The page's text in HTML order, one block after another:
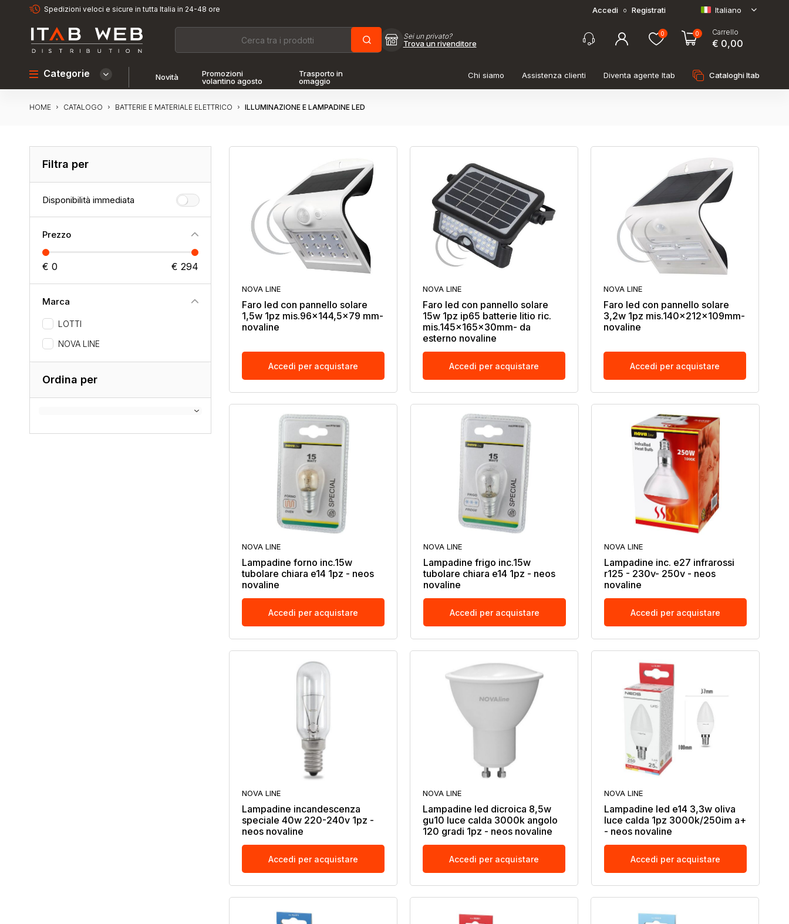
Spedizioni veloci e sicure in tutta Italia in 24-48 ore Accedi o Registrati Italiano
Sei un privato?
Trova un rivenditore
0 0 Carrello
€ 0,00
Categorie Novità
Promozioni
volantino agosto
Trasporto in
omaggio
Chi siamo Assistenza clienti Diventa agente Itab Cataloghi Itab
HOME CATALOGO BATTERIE E MATERIALE ELETTRICO ILLUMINAZIONE E LAMPADINE LED
Filtra per
Disponibilità immediata
Prezzo
€ 0 € 294
Marca
LOTTI
NOVA LINE
Ordina per
NOVA LINE
Faro led con pannello solare
1,5w 1pz mis.96x144,5x79 mm-
novaline
Accedi per acquistare
NOVA LINE
Faro led con pannello solare
15w 1pz ip65 batterie litio ric.
mis.145x165x30mm- da
esterno novaline
Accedi per acquistare
NOVA LINE
Faro led con pannello solare
3,2w 1pz mis.140x212x109mm-
novaline
Accedi per acquistare
NOVA LINE
Lampadine forno inc.15w
tubolare chiara e14 1pz - neos
novaline
Accedi per acquistare
NOVA LINE
Lampadine frigo inc.15w
tubolare chiara e14 1pz - neos
novaline
Accedi per acquistare
NOVA LINE
Lampadine inc. e27 infrarossi
r125 - 230v- 250v - neos
novaline
Accedi per acquistare
NOVA LINE
Lampadine incandescenza
speciale 40w 220-240v 1pz -
neos novaline
Accedi per acquistare
NOVA LINE
Lampadine led dicroica 8,5w
gu10 luce calda 3000k angolo
120 gradi 1pz - neos novaline
Accedi per acquistare
NOVA LINE
Lampadine led e14 3,3w oliva
luce calda 1pz 3000k/250im a+
- neos novaline
Accedi per acquistare